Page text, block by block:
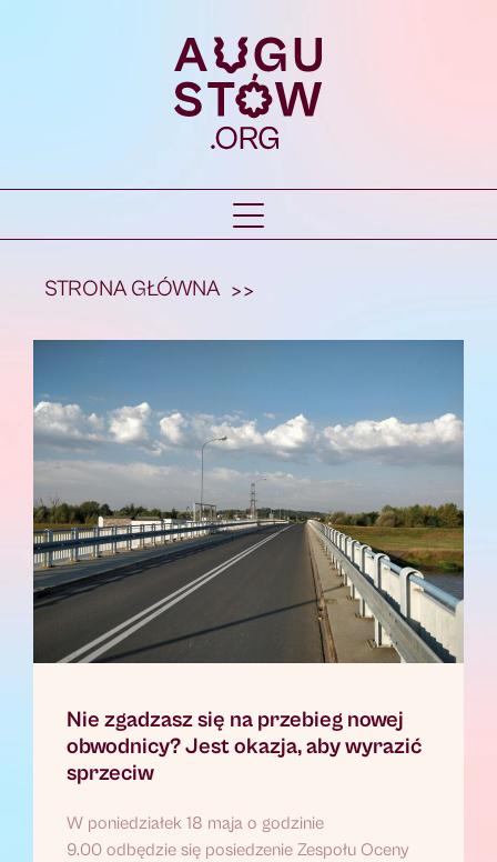
STRONA GŁÓWNA >>
Nie zgadzasz się na przebieg nowej
obwodnicy? Jest okazja, aby wyrazić
sprzeciw
W poniedziałek 18 maja o godzinie
9.00 odbędzie się posiedzenie Zespołu Oceny